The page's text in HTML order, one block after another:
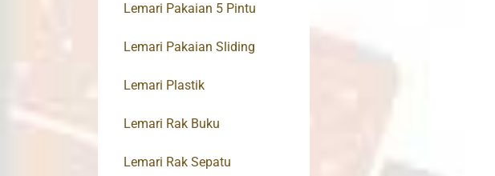
Lemari Pakaian 5 Pintu
Lemari Pakaian Sliding
Lemari Plastik
Lemari Rak Buku
Lemari Rak Sepatu